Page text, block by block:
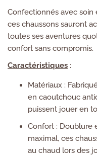
Confectionnés avec soin
ces chaussons sauront
toutes ses aventures
confort sans compromis.
Caractéristiques :
Matériaux :
en caoutchouc
puissent jouer en
Confort : Doublure
maximal, ces
au chaud lors des